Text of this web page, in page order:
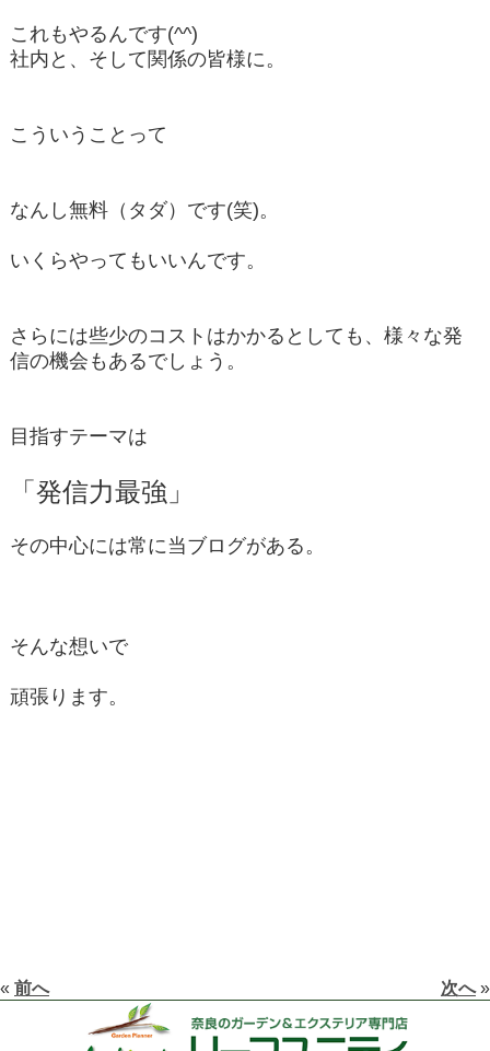
これもやるんです(^^)
社内と、そして関係の皆様に。
こういうことって
なんし無料（タダ）です(笑)。
いくらやってもいいんです。
さらには些少のコストはかかるとしても、様々な発
信の機会もあるでしょう。
目指すテーマは
「発信力最強」
その中心には常に当ブログがある。
そんな想いで
頑張ります。
« 前へ 次へ»